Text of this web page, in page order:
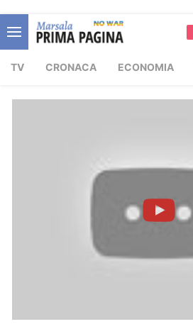
TV CRONACA ECONOMIA